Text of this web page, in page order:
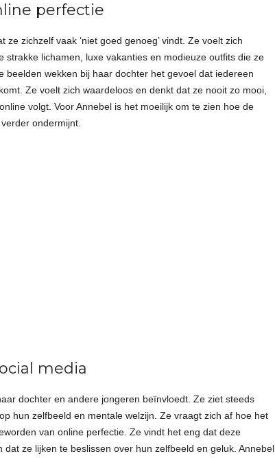
perfectie
zichzelf vaak ‘niet goed genoeg’ vindt. Ze voelt zich
lichamen, luxe vakanties en modieuze outfits die ze
beelden wekken bij haar dochter het gevoel dat iedereen
Ze voelt zich waardeloos en denkt dat ze nooit zo mooi,
volgt. Voor Annebel is het moeilijk om te zien hoe de
ondermijnt.
media
dochter en andere jongeren beïnvloedt. Ze ziet steeds
hun zelfbeeld en mentale welzijn. Ze vraagt zich af hoe het
van online perfectie. Ze vindt het eng dat deze
ze lijken te beslissen over hun zelfbeeld en geluk. Annebel